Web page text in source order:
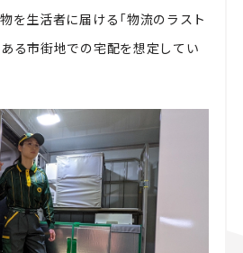
を生活者に届ける「物流のラスト
る市街地での宅配を想定してい